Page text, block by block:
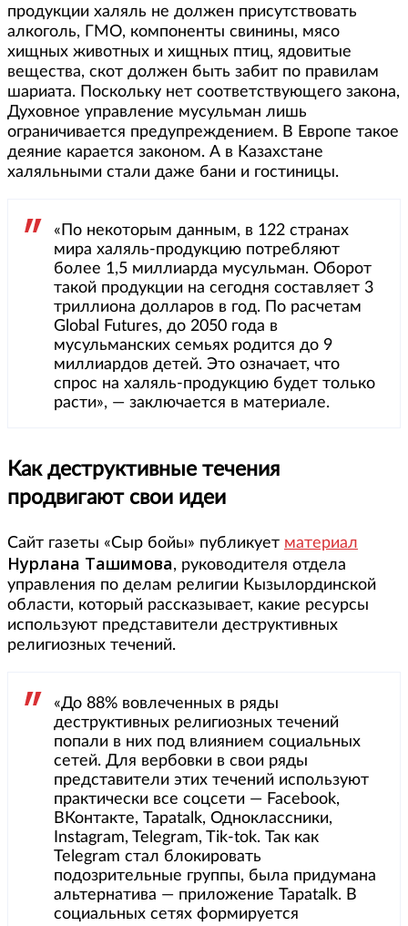
продукции халяль не должен присутствовать
алкоголь, ГМО, компоненты свинины, мясо
хищных животных и хищных птиц, ядовитые
вещества, скот должен быть забит по правилам
шариата. Поскольку нет соответствующего закона,
Духовное управление мусульман лишь
ограничивается предупреждением. В Европе такое
деяние карается законом. А в Казахстане
халяльными стали даже бани и гостиницы.
«По некоторым данным, в 122 странах
мира халяль-продукцию потребляют
более 1,5 миллиарда мусульман. Оборот
такой продукции на сегодня составляет 3
триллиона долларов в год. По расчетам
Global Futures, до 2050 года в
мусульманских семьях родится до 9
миллиардов детей. Это означает, что
спрос на халяль-продукцию будет только
расти», — заключается в материале.
Как деструктивные течения
продвигают свои идеи
Сайт газеты «Сыр бойы» публикует материал
Нурлана Ташимова, руководителя отдела
управления по делам религии Кызылординской
области, который рассказывает, какие ресурсы
используют представители деструктивных
религиозных течений.
«До 88% вовлеченных в ряды
деструктивных религиозных течений
попали в них под влиянием социальных
сетей. Для вербовки в свои ряды
представители этих течений используют
практически все соцсети — Facebook,
ВКонтакте, Tapatalk, Одноклассники,
Instagram, Telegram, Tik-tok. Так как
Telegram стал блокировать
подозрительные группы, была придумана
альтернатива — приложение Tapatalk. В
социальных сетях формируется